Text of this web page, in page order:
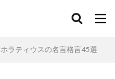
ホラティウスの名言格言45選